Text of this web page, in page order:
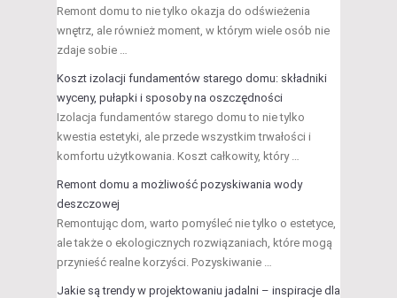
Remont domu to nie tylko okazja do odświeżenia
wnętrz, ale również moment, w którym wiele osób nie
zdaje sobie …
Koszt izolacji fundamentów starego domu: składniki
wyceny, pułapki i sposoby na oszczędności
Izolacja fundamentów starego domu to nie tylko
kwestia estetyki, ale przede wszystkim trwałości i
komfortu użytkowania. Koszt całkowity, który …
Remont domu a możliwość pozyskiwania wody
deszczowej
Remontując dom, warto pomyśleć nie tylko o estetyce,
ale także o ekologicznych rozwiązaniach, które mogą
przynieść realne korzyści. Pozyskiwanie …
Jakie są trendy w projektowaniu jadalni – inspiracje dla